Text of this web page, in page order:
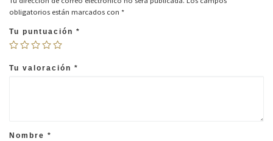
obligatorios están marcados con *
Tu puntuación *
Tu valoración *
Nombre *